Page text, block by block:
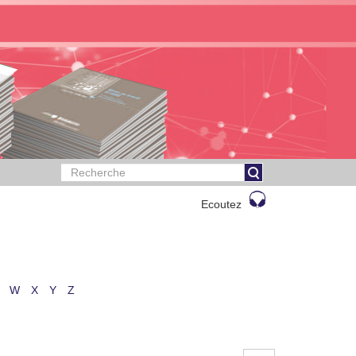
Ecoutez
W X Y Z